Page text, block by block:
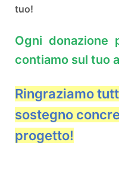
tuo!
Ogni donazione
contiamo sul tuo
Ringraziamo
sostegno
progetto!